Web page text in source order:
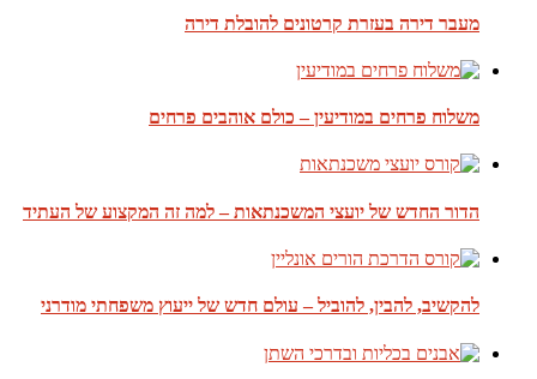
מעבר דירה בעזרת קרטונים להובלת דירה
משלוח פרחים במודיעין – כולם אוהבים פרחים
הדור החדש של יועצי המשכנתאות – למה זה המקצוע של העתיד
להקשיב, להבין, להוביל – עולם חדש של ייעוץ משפחתי מודרני